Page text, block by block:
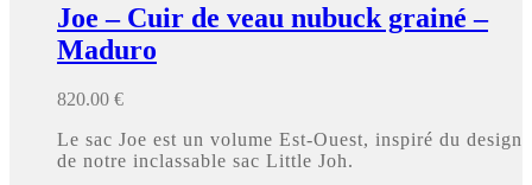
Joe – Cuir de veau nubuck grainé –
Maduro
820.00 €
Le sac Joe est un volume Est-Ouest, inspiré du design
de notre inclassable sac Little Joh.